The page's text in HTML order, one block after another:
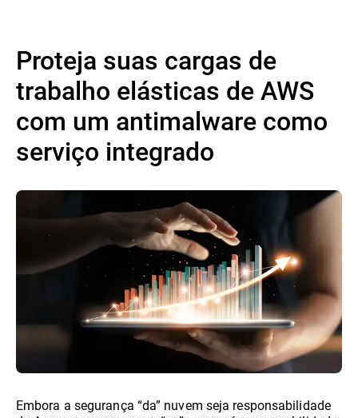
Proteja suas cargas de
trabalho elásticas de AWS
com um antimalware como
serviço integrado
Embora a segurança “da” nuvem seja responsabilidade